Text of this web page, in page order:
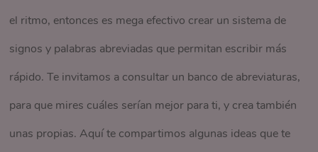
el ritmo, entonces es mega efectivo crear un sistema de
signos y palabras abreviadas que permitan escribir más
rápido. Te invitamos a consultar un banco de abreviaturas,
para que mires cuáles serían mejor para ti, y crea también
unas propias. Aquí te compartimos algunas ideas que te
Añade imágenes
Además de las márgenes de las que te hablamos
anteriormente, es muy bueno dejar espacios entre los
párrafos, para que cuando llegues a casa añadas imágenes
con respecto a cada asunto. Podrás usar toda tu